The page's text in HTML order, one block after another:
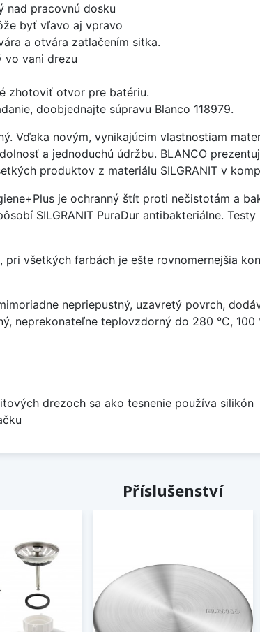
nad pracovnú dosku
byť vľavo aj vpravo
a otvára zatlačením sitka.
vo vani drezu
zhotoviť otvor pre batériu.
doobjednajte súpravu Blanco 118979.
Vďaka novým, vynikajúcim vlastnostiam
a jednoduchú údržbu. BLANCO
produktov z materiálu SILGRANIT v
je ochranný štít proti nečistotám a
SILGRANIT PuraDur antibakteriálne.
všetkých farbách je ešte rovnomernejšia
nepriepustný, uzavretý povrch,
neprekonateľne teplovzdorný do 280 °C,
drezoch sa ako tesnenie používa silikón
Příslušenství